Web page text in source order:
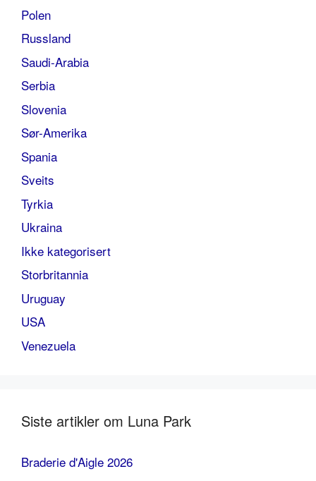
Polen
Russland
Saudi-Arabia
Serbia
Slovenia
Sør-Amerika
Spania
Sveits
Tyrkia
Ukraina
Ikke kategorisert
Storbritannia
Uruguay
USA
Venezuela
Siste artikler om Luna Park
Braderie d'Aigle 2026